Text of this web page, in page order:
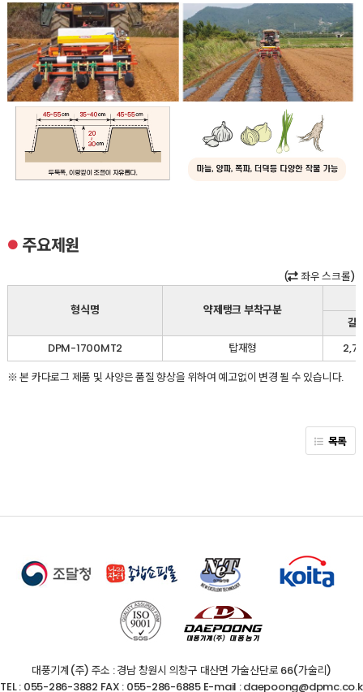
● 주요제원
( 좌우 스크롤)
형식명
약제탱크 부착구분
길
DPM-1700MT2
탑재형
※ 본 카다로그 제품 및 사양은 품질 향상을 위하여 예고없이 변경 될 수 있습니다.
목록
대풍기계(주) 주소 : 경남 창원시 의창구 대산면 가술산단로 66(가술리)
TEL : 055-286-3882 FAX : 055-286-6885 E-mail : daepoong@dpmc.co.k